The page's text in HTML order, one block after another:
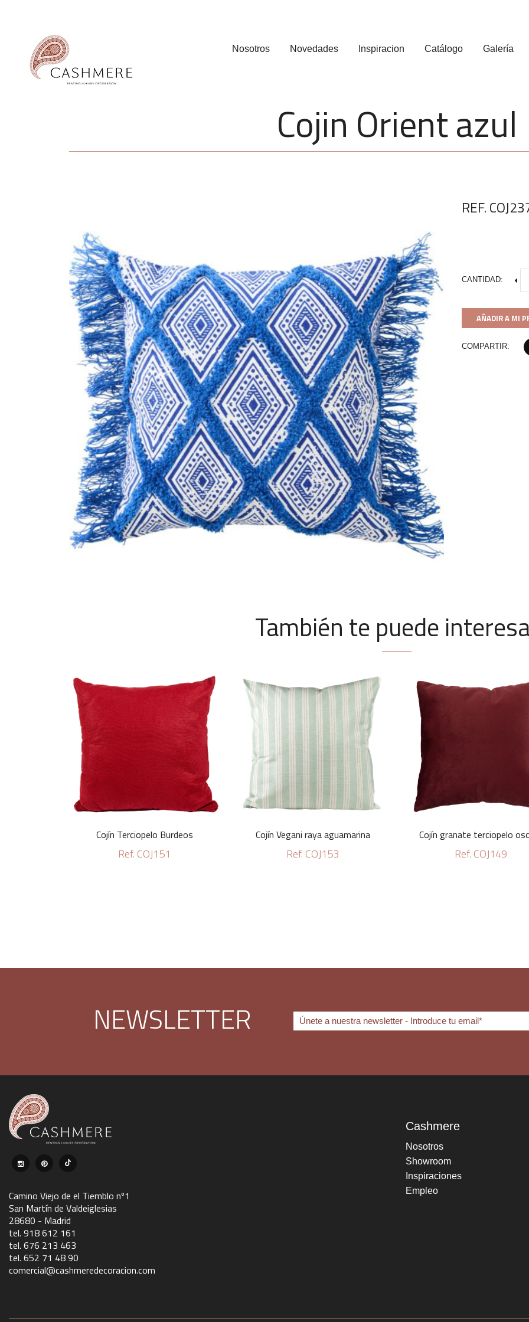
Nosotros Novedades Inspiracion Catálogo Galería
Cojin Orient azul
REF.
CANTIDAD:
AÑADIR A MI
COMPARTIR:
También te puede
Cojín Terciopelo Burdeos
Ref. COJ151
Cojín Vegani raya aguamarina
Ref. COJ153
Cojín granate terciopelo
Ref. COJ149
NEWSLETTER
Camino Viejo de el Tiemblo nº1
San Martín de Valdeiglesias
28680 - Madrid
tel. 918 612 161
tel. 676 213 463
tel. 652 71 48 90
comercial@cashmeredecoracion.com
Cashmere
Nosotros
Showroom
Inspiraciones
Empleo